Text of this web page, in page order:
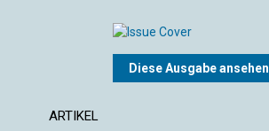
Diese Ausgabe ansehen
ARTIKEL